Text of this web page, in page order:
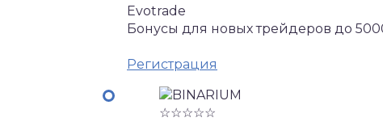
Evotrade
Бонусы для новых трейдеров до
Регистрация
☆☆☆☆☆